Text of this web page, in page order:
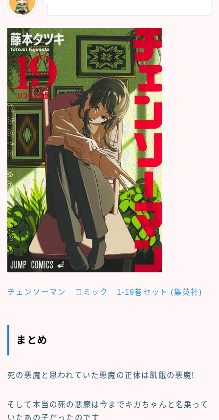
チェンソーマン コミック 1-19巻セット (集英社)
まとめ
死の悪魔と思われていた悪魔の正体は飢餓の悪魔!
そして本当の死の悪魔は今までキガちゃんと名乗って
いたあの子だったのです